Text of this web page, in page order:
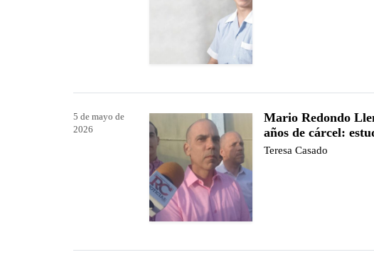
5 de mayo de
2026
Mario Redondo
años de cárcel:
Teresa Casado